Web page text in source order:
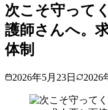
次こそ守って
護師さんへ。
体制
2026年5月23日 2026